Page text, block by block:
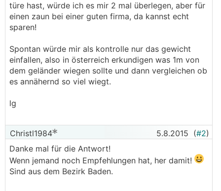
türe hast, würde ich es mir 2 mal überlegen, aber für
einen zaun bei einer guten firma, da kannst echt
sparen!
Spontan würde mir als kontrolle nur das gewicht
einfallen, also in österreich erkundigen was 1m von
dem geländer wiegen sollte und dann vergleichen ob
es annähernd so viel wiegt.
lg
Christl1984 5.8.2015 (#2)
Danke mal für die Antwort!
Wenn jemand noch Empfehlungen hat, her damit!
Sind aus dem Bezirk Baden.